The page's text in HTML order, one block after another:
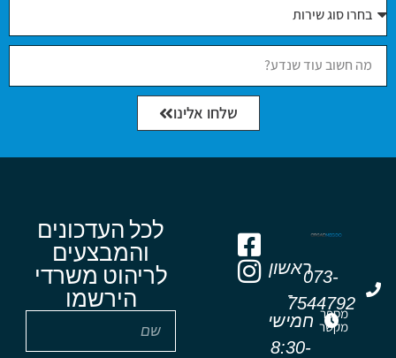
שלחו אלינו
073-
7544792
מספר
מקשר
ראשון
-
חמישי
8:30-
לכל העדכונים
והמבצעים
לריהוט משרדי
הירשמו